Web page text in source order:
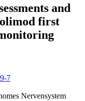
and
first
7
Nervensystem